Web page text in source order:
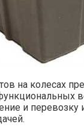
на колесах
и перевозку